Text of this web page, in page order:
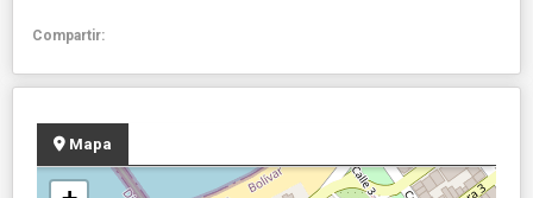
Compartir:
Mapa